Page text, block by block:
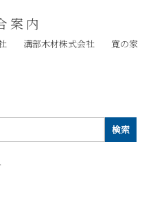
案内
溝部木材株式会社 寛の家